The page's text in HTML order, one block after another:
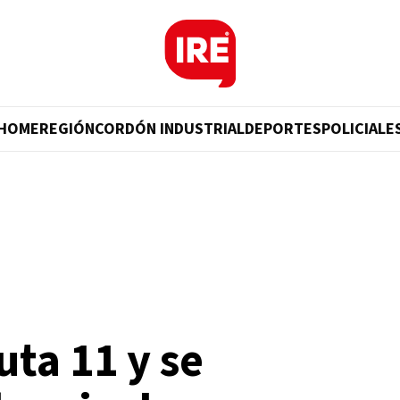
REGIÓNCORDÓN INDUSTRIALDEPORTES
11 y se